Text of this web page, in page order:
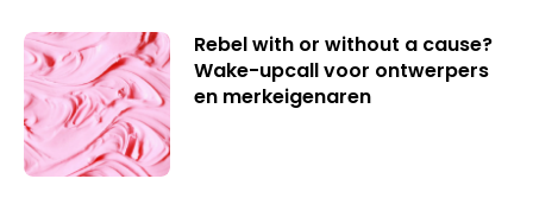
Rebel with or without a cause?
Wake-upcall voor ontwerpers
en merkeigenaren